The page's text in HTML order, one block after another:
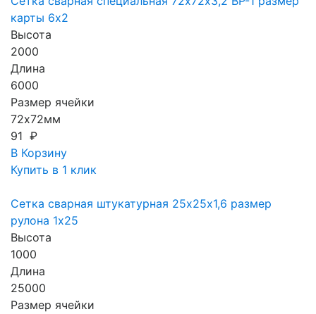
карты 6х2
Высота
2000
Длина
6000
Размер ячейки
72х72мм
91 ₽
В Корзину
Купить в 1 клик
Сетка сварная штукатурная 25х25х1,6 размер
рулона 1х25
Высота
1000
Длина
25000
Размер ячейки